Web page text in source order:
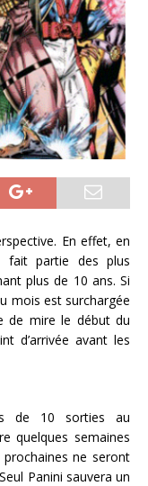
En effet, en
fait partie des plus
plus de 10 ans. Si
mois est surchargée
de mire le début du
d’arrivée avant les
de 10 sorties au
quelques semaines
ne seront
Panini sauvera un